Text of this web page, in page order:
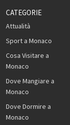
CATEGORIE
Attualità
Sport a Monaco
Cosa Visitare a
Monaco
Dove Mangiare a
Monaco
Dove Dormire a
Monaco